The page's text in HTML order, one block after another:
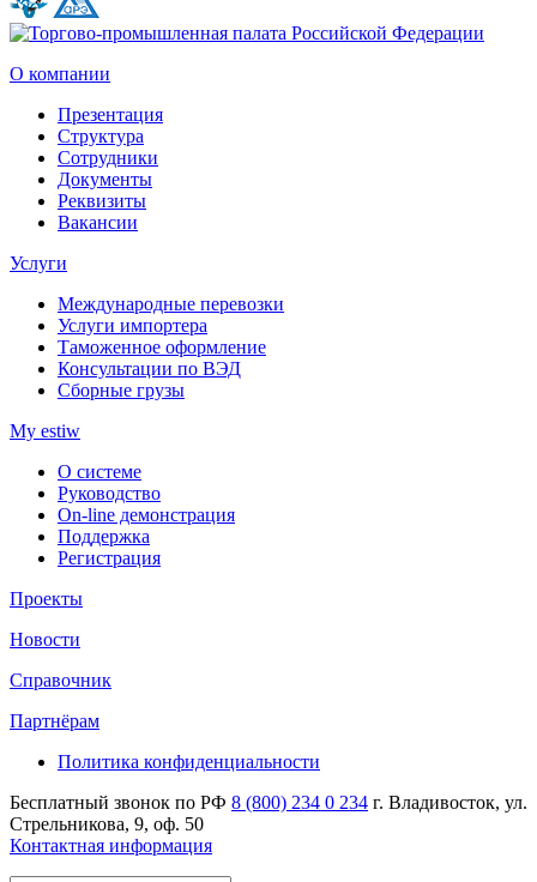
О компании
Презентация
Структура
Сотрудники
Документы
Реквизиты
Вакансии
Услуги
Международные перевозки
Услуги импортера
Таможенное оформление
Консультации по ВЭД
Сборные грузы
My estiw
О системе
Руководство
On-line демонстрация
Поддержка
Регистрация
Проекты
Новости
Справочник
Партнёрам
Политика конфиденциальности
Бесплатный звонок по РФ 8 (800) 234 0 234 г. Владивосток, ул.
Стрельникова, 9, оф. 50
Контактная информация